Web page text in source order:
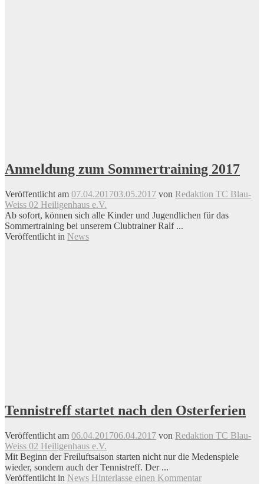
Anmeldung zum Sommertraining 2017
Veröffentlicht am 07.04.201703.05.2017 von Redaktion TC Blau-
Weiss 02 Heiligenhaus e.V.
Ab sofort, können sich alle Kinder und Jugendlichen für das
Sommertraining bei unserem Clubtrainer Ralf ...
Veröffentlicht in News
Tennistreff startet nach den Osterferien
Veröffentlicht am 06.04.201706.04.2017 von Redaktion TC Blau-
Weiss 02 Heiligenhaus e.V.
Mit Beginn der Freiluftsaison starten nicht nur die Medenspiele
wieder, sondern auch der Tennistreff. Der ...
Veröffentlicht in News Hinterlasse einen Kommentar